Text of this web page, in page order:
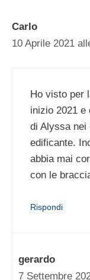
Carlo
10 Aprile 2021
Ho visto per
inizio 2021 e
di Alyssa nei
edificante.
abbia mai
con le
Rispondi
gerardo
7 Settembre